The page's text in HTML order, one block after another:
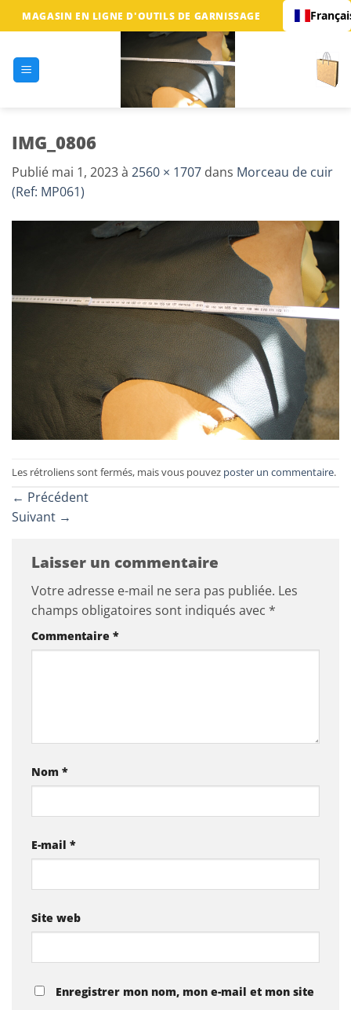
Passer
au
MAGASIN EN LIGNE D'OUTILS DE GARNISSAGE
IMG_0806
Publié mai 1, 2023à 2560 × 1707 dans Morceau de cuir
(Ref: MP061)
Les rétroliens sont fermés, mais vous pouvez poster un commentaire.
← Précédent
Suivant →
Laisser un commentaire
Votre adresse e-mail ne sera pas publiée. Les
champs obligatoires sont indiqués avec *
Commentaire *
Nom *
E-mail *
Site web
Enregistrer mon nom, mon e-mail et mon site